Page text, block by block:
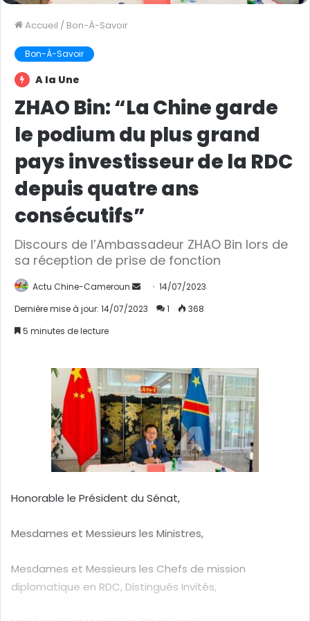
Accueil / Bon-À-Savoir
Bon-À-Savoir
A la Une
ZHAO Bin: “La Chine garde
le podium du plus grand
pays investisseur de la RDC
depuis quatre ans
consécutifs”
Discours de l’Ambassadeur ZHAO Bin lors de
sa réception de prise de fonction
Actu Chine-Cameroun
n
e
r
u
n
c
o
u
r
e
14/07/2023
Dernière mise à jour: 14/07/2023
1
368
5 minutes de lecture
Honorable le Président du Sénat,
Mesdames et Messieurs les Ministres,
Mesdames et Messieurs les Chefs de mission
diplomatique en RDC, Distingués Invités,